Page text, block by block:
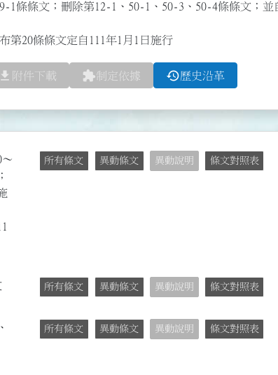
1條條文；刪除第12-1、50-1、50-3、50-4條條文；並
第20條條文定自111年1月1日施行
file_download 附件下載 extension制定依據 history歷史沿革
所有條文 異動條文 異動說明 條文對照表
所有條文 異動條文 異動說明 條文對照表
所有條文 異動條文 異動說明 條文對照表